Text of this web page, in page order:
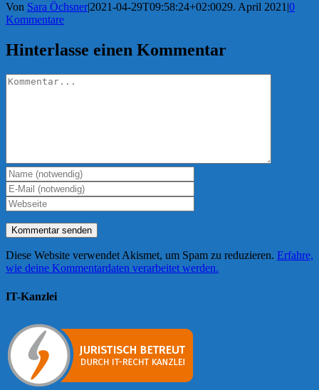
Von Sara Öchsner|2021-04-29T09:58:24+02:0029. April 2021|0
Kommentare
Hinterlasse einen Kommentar
Kommentar
Diese Website verwendet Akismet, um Spam zu reduzieren. Erfahre,
wie deine Kommentardaten verarbeitet werden.
IT-Kanzlei